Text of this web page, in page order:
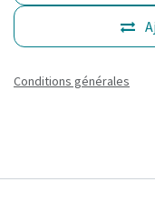
Conditions générales